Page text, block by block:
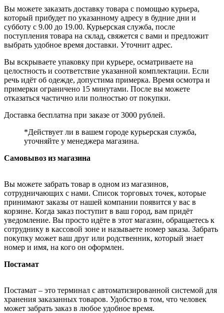
Вы можете заказать доставку товара с помощью курьера,
который прибудет по указанному адресу в будние дни и
субботу с 9.00 до 19.00. Курьерская служба, после
поступления товара на склад, свяжется с вами и предложит
выбрать удобное время доставки. Уточнит адрес.
Вы вскрываете упаковку при курьере, осматриваете на
целостность и соответствие указанной комплектации. Если
речь идёт об одежде, допустима примерка. Время осмотра и
примерки ограничено 15 минутами. После вы можете
отказаться частично или полностью от покупки.
Доставка бесплатна при заказе от 3000 рублей.
*Действует ли в вашем городе курьерская служба,
уточняйте у менеджера магазина.
Самовывоз из магазина
Вы можете забрать товар в одном из магазинов,
сотрудничающих с нами. Список торговых точек, которые
принимают заказы от нашей компании появится у вас в
корзине. Когда заказ поступит в ваш город, вам придёт
уведомление. Вы просто идёте в этот магазин, обращаетесь к
сотруднику в кассовой зоне и называете номер заказа. Забрать
покупку может ваш друг или родственник, который знает
номер и имя, на кого он оформлен.
Постамат
Постамат – это терминал с автоматизированной системой для
хранения заказанных товаров. Удобство в том, что человек
может забрать заказ в любое удобное время.